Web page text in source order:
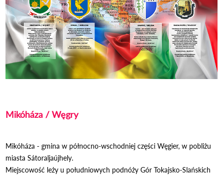
Mikóháza / Węgry
Mikóháza - gmina w północno-wschodniej części Węgier, w pobliżu
miasta Sátoraljaújhely.
Miejscowość leży u południowych podnóży Gór Tokajsko-Slańskich